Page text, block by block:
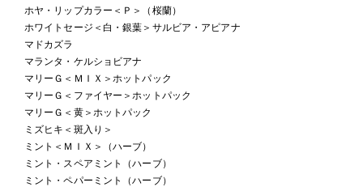
ホヤ・リップカラー＜Ｐ＞（桜蘭）
ホワイトセージ＜白・銀葉＞サルビア・アピアナ
マドカズラ
マランタ・ケルショビアナ
マリーＧ＜ＭＩＸ＞ホットパック
マリーＧ＜ファイヤー＞ホットパック
マリーＧ＜黄＞ホットパック
ミズヒキ＜斑入り＞
ミント＜ＭＩＸ＞（ハーブ）
ミント・スペアミント（ハーブ）
ミント・ペパーミント（ハーブ）